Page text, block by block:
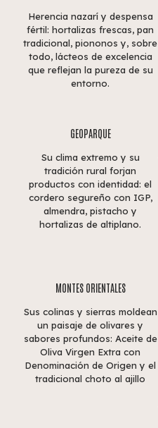
Herencia nazarí y despensa
fértil: hortalizas frescas, pan
tradicional, piononos y, sobre
todo, lácteos de excelencia
que reflejan la pureza de su
entorno.
GEOPARQUE
Su clima extremo y su
tradición rural forjan
productos con identidad: el
cordero segureño con IGP,
almendra, pistacho y
hortalizas de altiplano.
MONTES ORIENTALES
Sus colinas y sierras moldean
un paisaje de olivares y
sabores profundos: Aceite de
Oliva Virgen Extra con
Denominación de Origen y el
tradicional choto al ajillo